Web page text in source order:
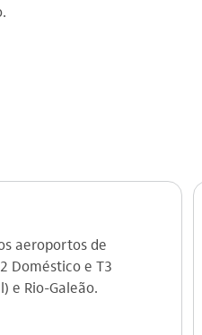
aeroportos de
Doméstico e T3
e Rio-Galeão.